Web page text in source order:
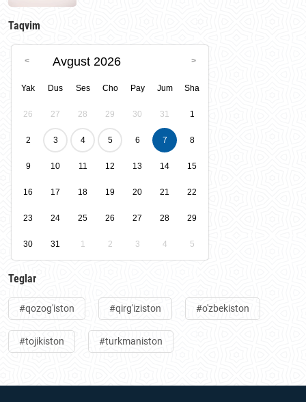
Taqvim
Avgust 2026
Yak Dus Ses Cho Pay Jum Sha
26 27 28 29 30 31 1
2 3 4 5 6 7 8
9 10 11 12 13 14 15
16 17 18 19 20 21 22
23 24 25 26 27 28 29
30 31 1 2 3 4 5
Teglar
#qozog'iston #qirg'iziston #o'zbekiston
#tojikiston #turkmaniston